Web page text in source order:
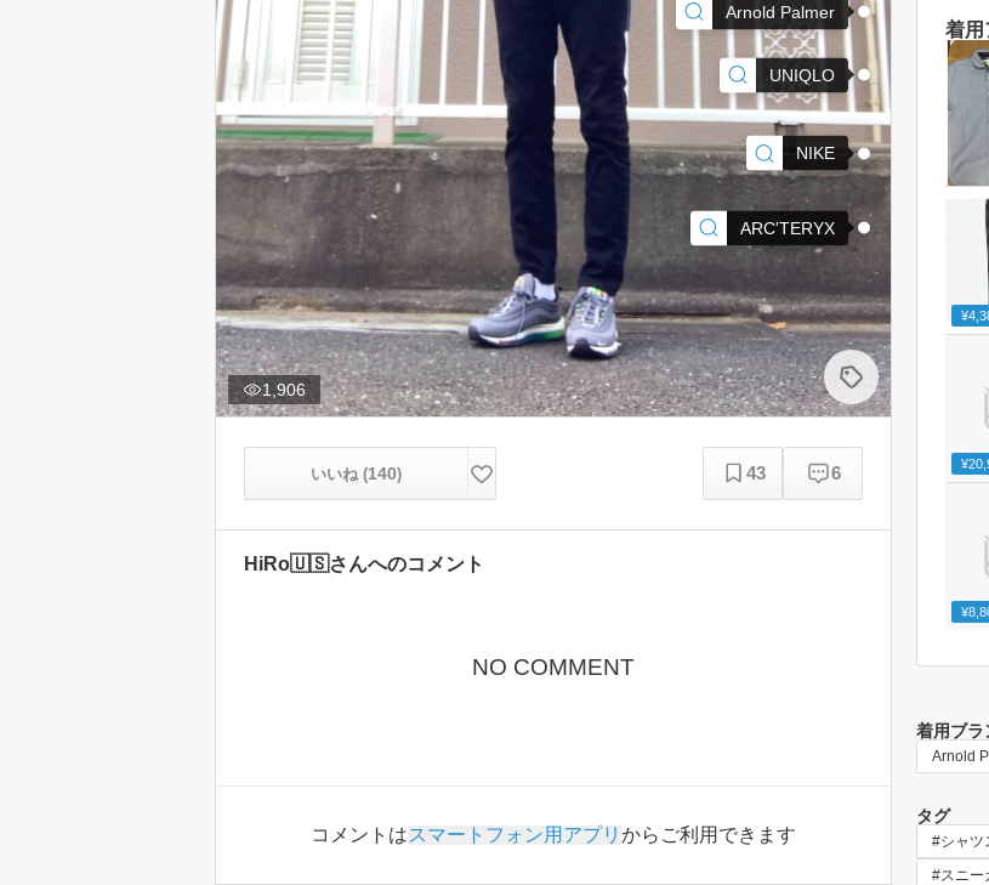
Arnold Palmer
UNIQLO
NIKE
ARC'TERYX
1,906
いいね (140) 43 6
HiRo🇺🇸さんへのコメント
NO COMMENT
コメントはスマートフォン用アプリ からご利用できます
着用
着用ブラ
Arnold
タグ
#シャツ
#スニー